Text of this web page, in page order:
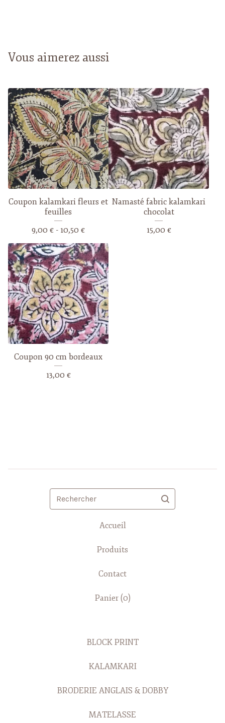
Vous aimerez aussi
Coupon kalamkari fleurs et
feuilles
9,00 € - 10,50 €
Namasté fabric kalamkari
chocolat
15,00 €
Coupon 90 cm bordeaux
13,00 €
Rechercher
Accueil
Produits
Contact
Panier (0)
BLOCK PRINT
KALAMKARI
BRODERIE ANGLAIS & DOBBY
MATELASSE